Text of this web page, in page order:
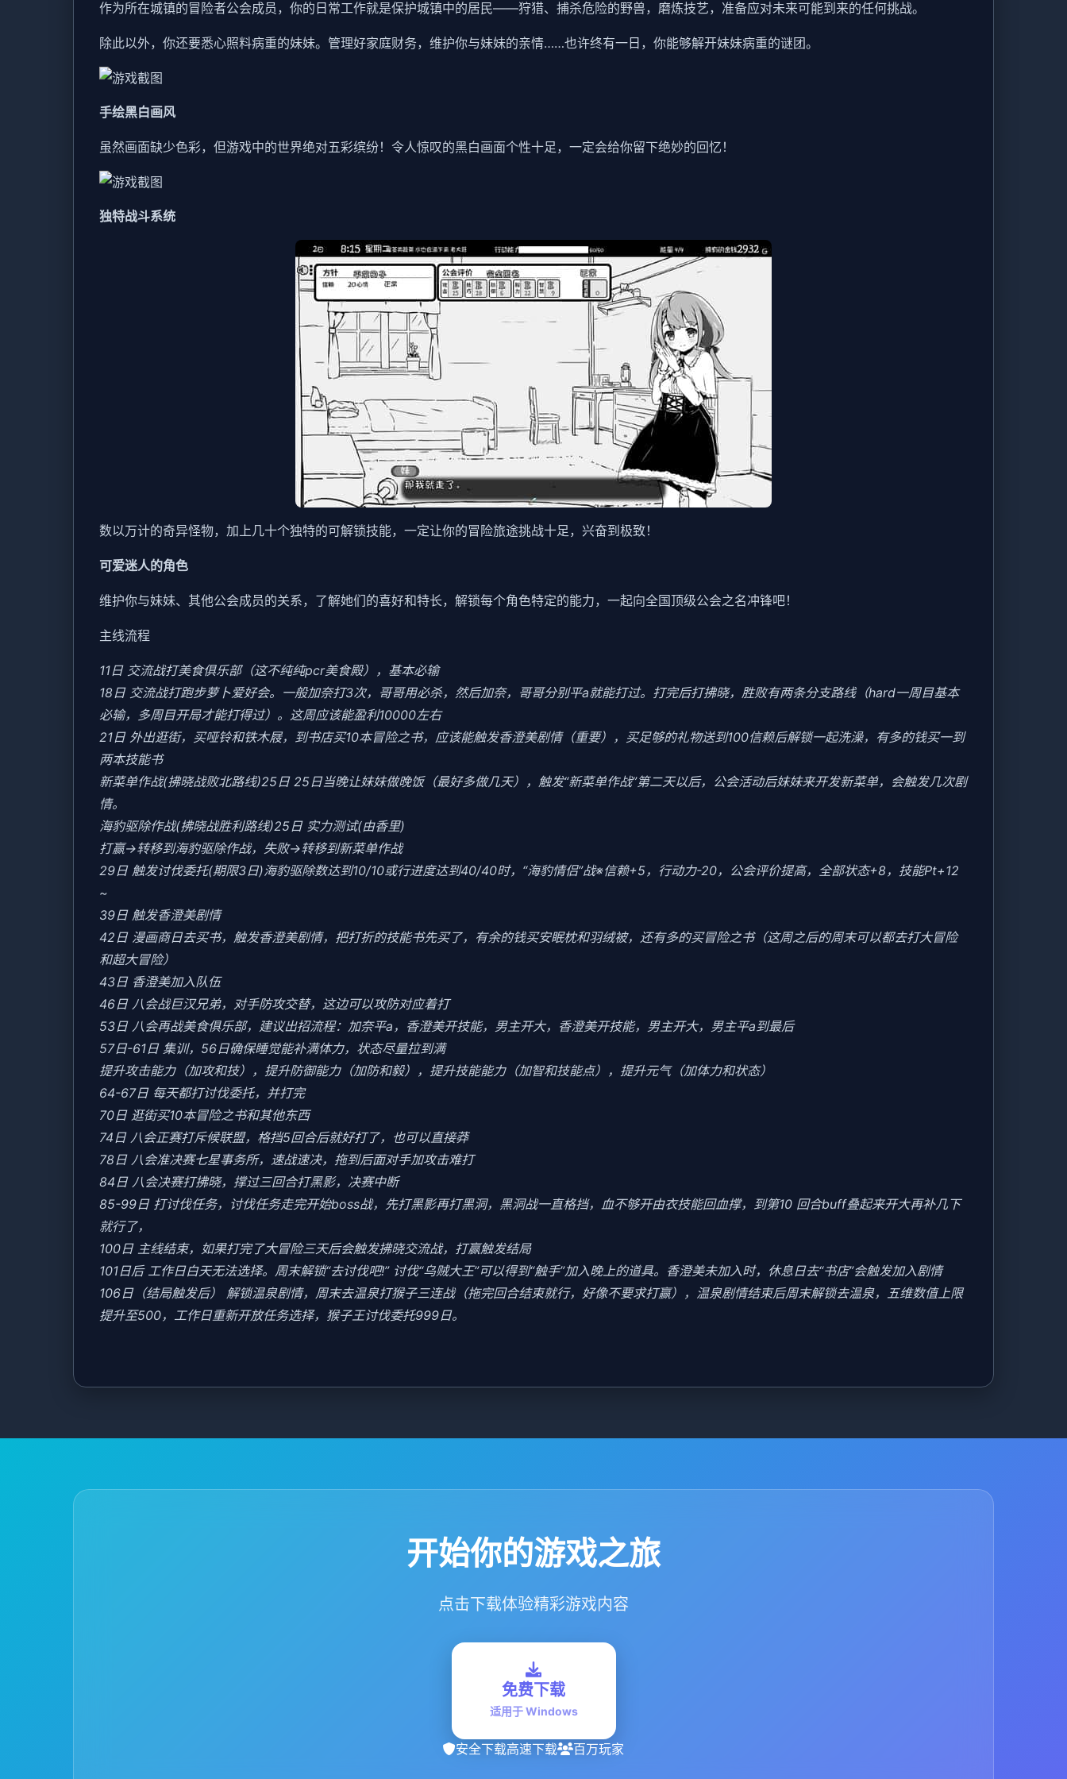
作为所在城镇的冒险者公会成员，你的日常工作就是保护城镇中的居民——狩猎、捕杀危险的野兽，磨炼技艺，准备应对未来可能到来的任何挑战。
除此以外，你还要悉心照料病重的妹妹。管理好家庭财务，维护你与妹妹的亲情……也许终有一日，你能够解开妹妹病重的谜团。
手绘黑白画风
虽然画面缺少色彩，但游戏中的世界绝对五彩缤纷！令人惊叹的黑白画面个性十足，一定会给你留下绝妙的回忆！
独特战斗系统
数以万计的奇异怪物，加上几十个独特的可解锁技能，一定让你的冒险旅途挑战十足，兴奋到极致！
可爱迷人的角色
维护你与妹妹、其他公会成员的关系，了解她们的喜好和特长，解锁每个角色特定的能力，一起向全国顶级公会之名冲锋吧！
主线流程
11日 交流战打美食俱乐部（这不纯纯pcr美食殿），基本必输
18日 交流战打跑步萝卜爱好会。一般加奈打3次，哥哥用必杀，然后加奈，哥哥分别平a就能打过。打完后打拂晓，胜败有两条分支路线（hard一周目基本
必输，多周目开局才能打得过）。这周应该能盈利10000左右
21日 外出逛街，买哑铃和铁木屐，到书店买10本冒险之书，应该能触发香澄美剧情（重要），买足够的礼物送到100信赖后解锁一起洗澡，有多的钱买一到
两本技能书
新菜单作战(拂晓战败北路线)25日 25日当晚让妹妹做晚饭（最好多做几天），触发“新菜单作战”第二天以后，公会活动后妹妹来开发新菜单，会触发几次剧
情。
海豹驱除作战(拂晓战胜利路线)25日 实力测试(由香里)
打赢→转移到海豹驱除作战，失败→转移到新菜单作战
29日 触发讨伐委托(期限3日)海豹驱除数达到10/10或行进度达到40/40时，“海豹情侣”战※信赖+5，行动力-20，公会评价提高，全部状态+8，技能Pt+12
~
39日 触发香澄美剧情
42日 漫画商日去买书，触发香澄美剧情，把打折的技能书先买了，有余的钱买安眠枕和羽绒被，还有多的买冒险之书（这周之后的周末可以都去打大冒险
和超大冒险）
43日 香澄美加入队伍
46日 八会战巨汉兄弟，对手防攻交替，这边可以攻防对应着打
53日 八会再战美食俱乐部，建议出招流程：加奈平a，香澄美开技能，男主开大，香澄美开技能，男主开大，男主平a到最后
57日-61日 集训，56日确保睡觉能补满体力，状态尽量拉到满
提升攻击能力（加攻和技），提升防御能力（加防和毅），提升技能能力（加智和技能点），提升元气（加体力和状态）
64-67日 每天都打讨伐委托，并打完
70日 逛街买10本冒险之书和其他东西
74日 八会正赛打斥候联盟，格挡5回合后就好打了，也可以直接莽
78日 八会准决赛七星事务所，速战速决，拖到后面对手加攻击难打
84日 八会决赛打拂晓，撑过三回合打黑影，决赛中断
85-99日 打讨伐任务，讨伐任务走完开始boss战，先打黑影再打黑洞，黑洞战一直格挡，血不够开由衣技能回血撑，到第10 回合buff叠起来开大再补几下
就行了，
100日 主线结束，如果打完了大冒险三天后会触发拂晓交流战，打赢触发结局
101日后 工作日白天无法选择。周末解锁“去讨伐吧!” 讨伐“乌贼大王”可以得到“触手”加入晚上的道具。香澄美未加入时，休息日去“书店”会触发加入剧情
106日（结局触发后） 解锁温泉剧情，周末去温泉打猴子三连战（拖完回合结束就行，好像不要求打赢），温泉剧情结束后周末解锁去温泉，五维数值上限
提升至500，工作日重新开放任务选择，猴子王讨伐委托999日。
开始你的游戏之旅
点击下载体验精彩游戏内容
免费下载
适用于 Windows
安全下载高速下载 百万玩家